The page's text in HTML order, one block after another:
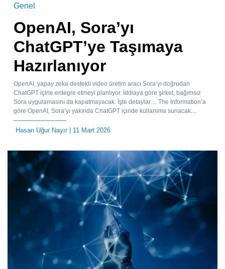
Genel
OpenAI, Sora’yı
ChatGPT’ye Taşımaya
Hazırlanıyor
OpenAI, yapay zeka destekli video üretim aracı Sora’yı doğrudan
ChatGPT içine entegre etmeyi planlıyor. İddiaya göre şirket, bağımsız
Sora uygulamasını da kapatmayacak. İşte detaylar… The Information’a
göre OpenAI, Sora’yı yakında ChatGPT içinde kullanıma sunacak....
Hasan Uğur Nayır| 11 Mart 2026